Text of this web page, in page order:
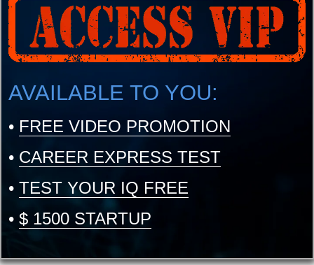
AVAILABLE TO YOU:
• FREE VIDEO PROMOTION
• CAREER EXPRESS TEST
• TEST YOUR IQ FREE
• $ 1500 STARTUP